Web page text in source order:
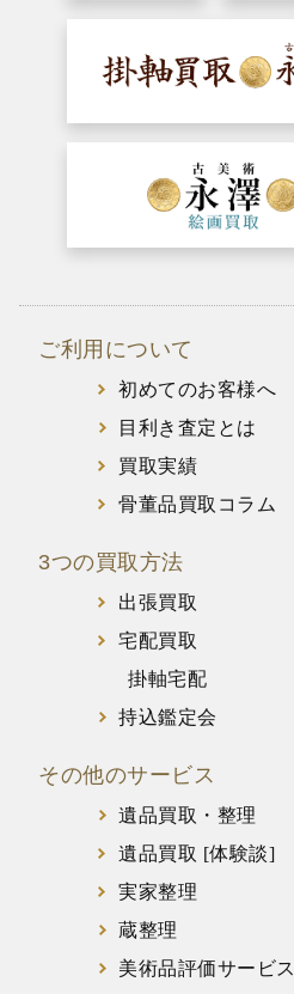
ご利用について
初めてのお客様へ
目利き査定とは
買取実績
骨董品買取コラム
3つの買取方法
出張買取
宅配買取
掛軸宅配
持込鑑定会
その他のサービス
遺品買取・整理
遺品買取 [体験談]
実家整理
蔵整理
美術品評価サービス